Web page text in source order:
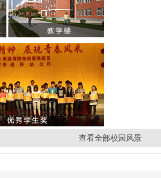
查看全部校园风景